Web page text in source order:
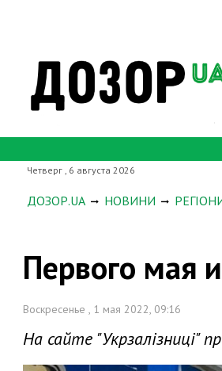
Четверг , 6 августа 2026
ДОЗОР.UA НОВИНИ
Первого мая
Воскресенье , 1 мая 2022, 09:16
На сайте "Укрзалізниці"